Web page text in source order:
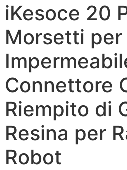
iKesoce 20
Morsetti per
Connettore
Riempito di
Resina per
Robot